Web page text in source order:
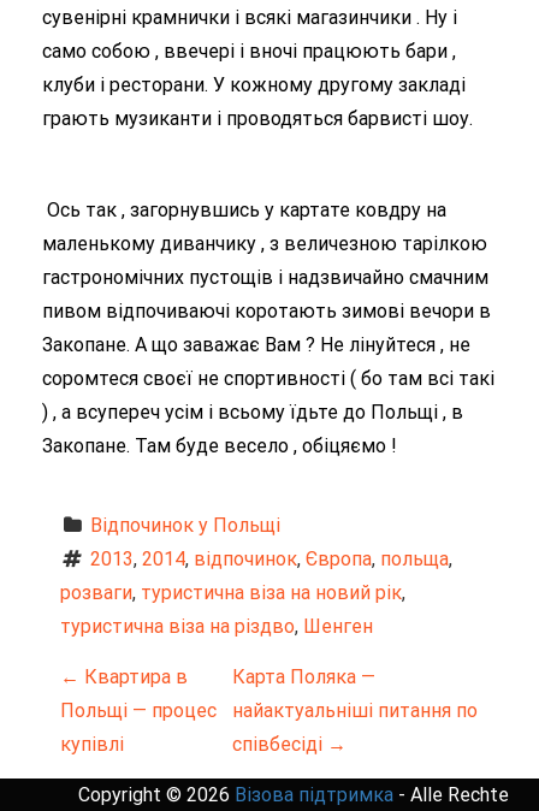
сувенірні крамнички і всякі магазинчики . Ну і
само собою , ввечері і вночі працюють бари ,
клуби і ресторани. У кожному другому закладі
грають музиканти і проводяться барвисті шоу.
Ось так , загорнувшись у картате ковдру на
маленькому диванчику , з величезною тарілкою
гастрономічних пустощів і надзвичайно смачним
пивом відпочиваючі коротають зимові вечори в
Закопане. А що заважає Вам ? Не лінуйтеся , не
соромтеся своєї не спортивності ( бо там всі такі
) , а всупереч усім і всьому їдьте до Польщі , в
Закопане. Там буде весело , обіцяємо !
Відпочинок у Польщі
2013, 2014, відпочинок, Європа, польща,
розваги, туристична віза на новий рік
туристична віза на різдво, Шенген
Н
а
в
← Квартира в
Польщі — процес
купівлі
Карта Поляка —
найактуальніші питання по
співбесіді →
Copyright © 2026 Візова підтримка - Alle Rechte